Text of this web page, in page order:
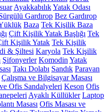
AyakkabılıkYatak Odası
Gardırop Bez Gardırop
Baza Tek Kişilik Baza
Çift Kişilik Yatak Başlığı Tek
Kişilik Yatak Tek Kişilik
& Şiltesi Karyola Tek Kişilik
Şifonyerler Komodin Yatak
Takı Dolabı Sandık Paravan
Çalışma ve Bilgisayar Masası
Ofis Sandalyeleri Keson Ofis
Ayaklı Küllükler Laptop
Masası Ofis Masası ve